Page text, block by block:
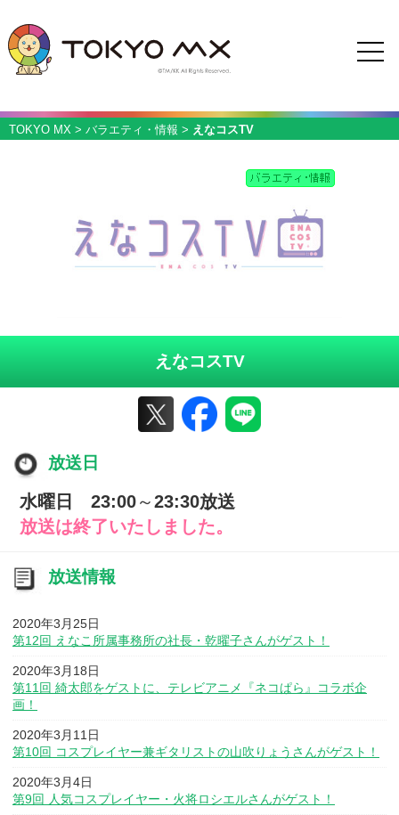
TOKYO MX > バラエティ・情報 > えなコスTV
えなコスTV
放送日
水曜日 23:00～23:30放送
放送は終了いたしました。
放送情報
2020年3月25日
第12回 えなこ所属事務所の社長・乾曜子さんがゲスト！
2020年3月18日
第11回 綺太郎をゲストに、テレビアニメ『ネコぱら』コラボ企
画！
2020年3月11日
第10回 コスプレイヤー兼ギタリストの山吹りょうさんがゲスト！
2020年3月4日
第9回 人気コスプレイヤー・火将ロシエルさんがゲスト！